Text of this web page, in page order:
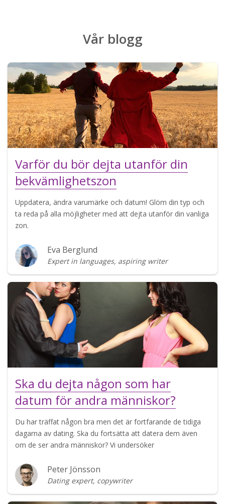
Vår blogg
Varför du bör dejta utanför din
bekvämlighetszon
Uppdatera, ändra varumärke och datum! Glöm din typ och
ta reda på alla möjligheter med att dejta utanför din vanliga
zon.
Eva Berglund
Expert in languages, aspiring writer
Ska du dejta någon som har
datum för andra människor?
Du har träffat någon bra men det är fortfarande de tidiga
dagarna av dating. Ska du fortsätta att datera dem även
om de ser andra människor? Vi undersöker
Peter Jönsson
Dating expert, copywriter